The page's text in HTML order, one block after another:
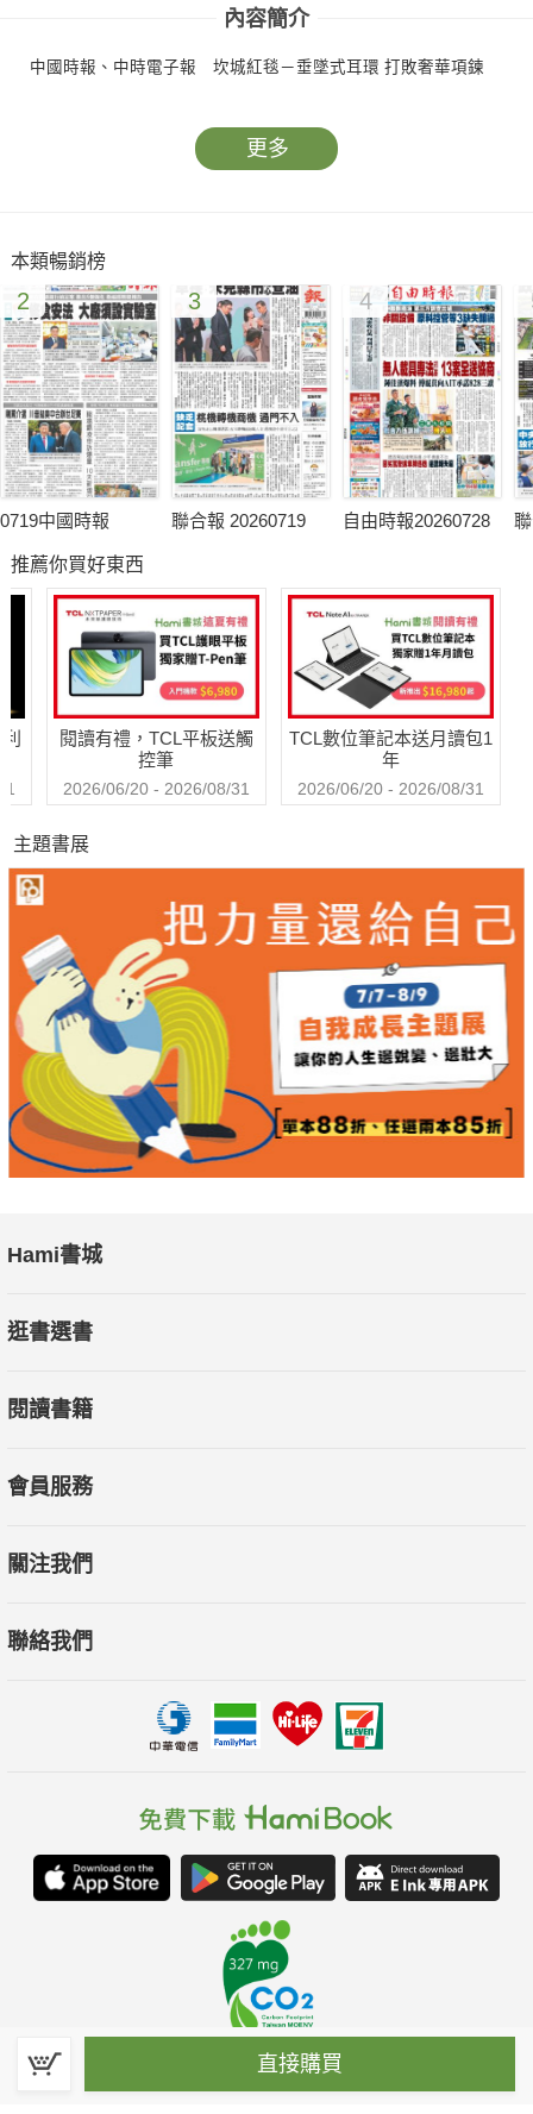
內容簡介
中國時報、中時電子報 坎城紅毯－垂墜式耳環 打敗奢華項鍊
更多
本類暢銷榜
2
0719中國時報
3
聯合報 20260719
4
自由時報20260728
推薦你買好東西
閱讀有禮，TCL平板送觸
控筆
2026/06/20 - 2026/08/31
TCL數位筆記本送月讀包1
年
2026/06/20 - 2026/08/31
直接購買
主題書展
Hami書城
逛書選書
閱讀書籍
會員服務
關注我們
聯絡我們